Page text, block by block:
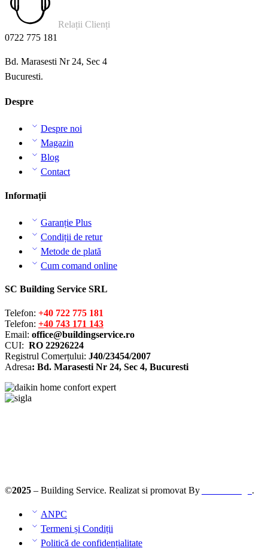
Relații Clienți
0722 775 181
Bd. Marasesti Nr 24, Sec 4
Bucuresti.
Despre
Despre noi
Magazin
Blog
Contact
Informații
Garanție Plus
Condiții de retur
Metode de plată
Cum comand online
SC Building Service SRL
Telefon: +40 722 775 181
Telefon: +40 743 171 143
Email: office@buildingservice.ro
CUI: RO 22926224
Registrul Comerțului: J40/23454/2007
Adresa: Bd. Marasesti Nr 24, Sec 4, Bucuresti
©2025 – Building Service. Realizat si promovat By .
ANPC
Termeni și Condiții
Politică de confidențialitate